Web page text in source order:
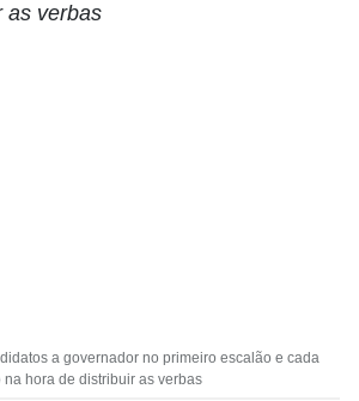
as verbas
a governador no primeiro escalão e cada
hora de distribuir as verbas